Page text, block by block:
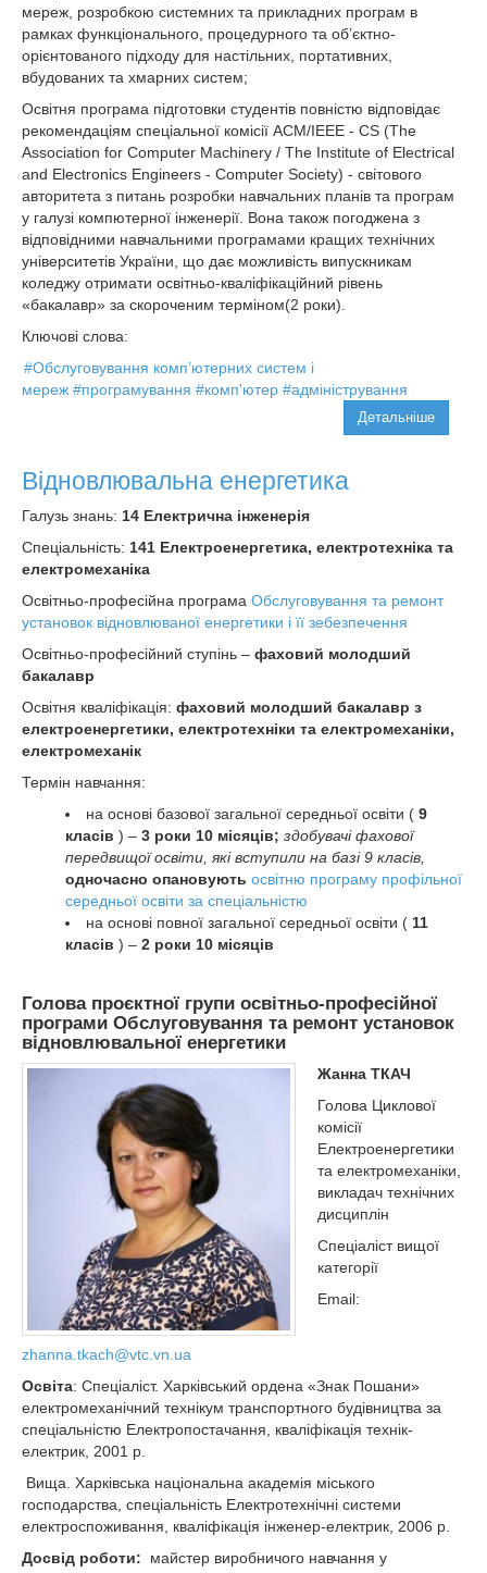
мереж, розробкою системних та прикладних програм в
рамках функціонального, процедурного та об’єктно-
орієнтованого підходу для настільних, портативних,
вбудованих та хмарних систем;
Освітня програма підготовки студентів повністю відповідає
рекомендаціям спеціальної комісії АСМ/ІЕЕЕ - CS (The
Association for Computer Machinery / The Institute of Elеctrical
and Electronics Engіnееrs - Computer Society) - світового
авторитета з питань розробки навчальних планів та програм
у галузі компютерної інженерії. Вона також погоджена з
відповідними навчальними програмами кращих технічних
університетів України, що дає можливість випускникам
коледжу отримати освітньо-кваліфікаційний рівень
«бакалавр» за скороченим терміном(2 роки).
Ключові слова:
#Обслуговування комп’ютерних систем і
мереж #програмування #комп'ютер #адміністрування
Детальніше
Відновлювальна енергетика
Галузь знань: 14 Електрична інженерія
Спеціальність: 141 Електроенергетика, електротехніка та
електромеханіка
Освітньо-професійна програма Обслуговування та ремонт
установок відновлюваної енергетики і її зебезпечення
Освітньо-професійний ступінь – фаховий молодший
бакалавр
Освітня кваліфікація: фаховий молодший бакалавр з
електроенергетики, електротехніки та електромеханіки,
електромеханік
Термін навчання:
на основі базової загальної середньої освіти ( 9
класів ) – 3 роки 10 місяців; здобувачі фахової
передвищої освіти, які вступили на базі 9 класів,
одночасно опановують освітню програму профільної
середньої освіти за спеціальністю
на основі повної загальної середньої освіти ( 11
класів ) – 2 роки 10 місяців
Голова проєктної групи освітньо-професійної
програми Обслуговування та ремонт установок
відновлювальної енергетики
Жанна ТКАЧ
Голова Циклової
комісії
Електроенергетики
та електромеханіки,
викладач технічних
дисциплін
Спеціаліст вищої
категорії
Email:
zhanna.tkach@vtc.vn.ua
Освіта: Спеціаліст. Харківський ордена «Знак Пошани»
електромеханічний технікум транспортного будівництва за
спеціальністю Електропостачання, кваліфікація технік-
електрик, 2001 р.
Вища. Харківська національна академія міського
господарства, спеціальність Електротехнічні системи
електроспоживання, кваліфікація інженер-електрик, 2006 р.
Досвід роботи: майстер виробничого навчання у